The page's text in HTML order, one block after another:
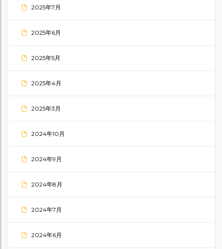
2025年7月
2025年6月
2025年5月
2025年4月
2025年3月
2024年10月
2024年9月
2024年8月
2024年7月
2024年6月